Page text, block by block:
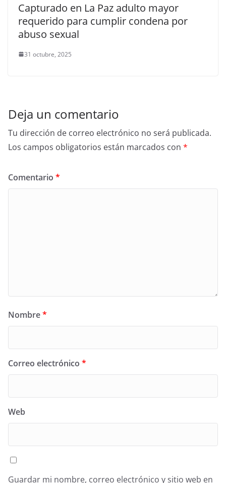
Capturado en La Paz adulto mayor
requerido para cumplir condena por
abuso sexual
31 octubre, 2025
Deja un comentario
Tu dirección de correo electrónico no será publicada.
Los campos obligatorios están marcados con *
Comentario *
Nombre*
Correo electrónico *
Web
Guardar mi nombre, correo electrónico y sitio web en